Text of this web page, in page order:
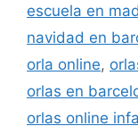
escuela en
navidad en
orla online,
orlas en
orlas online